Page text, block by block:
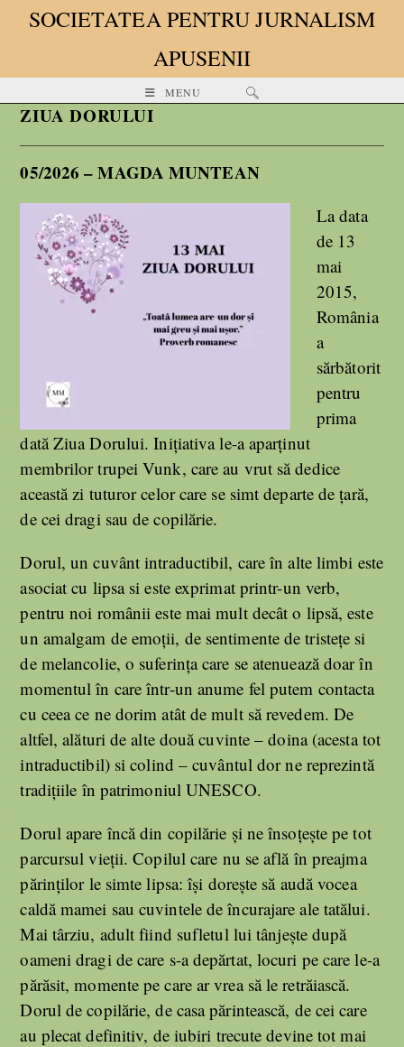
SOCIETATEA PENTRU JURNALISM
APUSENII
MENU
ZIUA DORULUI
05/2026 – MAGDA MUNTEAN
La data
de 13
mai
2015,
România
a
sărbătorit
pentru
prima
dată Ziua Dorului. Inițiativa le-a aparținut
membrilor trupei Vunk, care au vrut să dedice
această zi tuturor celor care se simt departe de ţară,
de cei dragi sau de copilărie.
Dorul, un cuvânt intraductibil, care în alte limbi este
asociat cu lipsa si este exprimat printr-un verb,
pentru noi românii este mai mult decât o lipsă, este
un amalgam de emoții, de sentimente de tristețe si
de melancolie, o suferința care se atenuează doar în
momentul în care într-un anume fel putem contacta
cu ceea ce ne dorim atât de mult să revedem. De
altfel, alături de alte două cuvinte – doina (acesta tot
intraductibil) si colind – cuvântul dor ne reprezintă
tradițiile în patrimoniul UNESCO.
Dorul apare încă din copilărie și ne însoțește pe tot
parcursul vieții. Copilul care nu se află în preajma
părinților le simte lipsa: își dorește să audă vocea
caldă mamei sau cuvintele de încurajare ale tatălui.
Mai târziu, adult fiind sufletul lui tânjește după
oameni dragi de care s-a depărtat, locuri pe care le-a
părăsit, momente pe care ar vrea să le retrăiască.
Dorul de copilărie, de casa părintească, de cei care
au plecat definitiv, de iubiri trecute devine tot mai